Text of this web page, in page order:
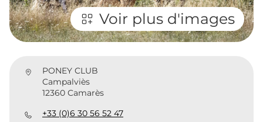
Voir plus d'images
PONEY CLUB
Campalviès
12360 Camarès
+33 (0)6 30 56 52 47